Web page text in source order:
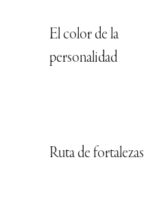
El color de la
personalidad
Ruta de fortalezas